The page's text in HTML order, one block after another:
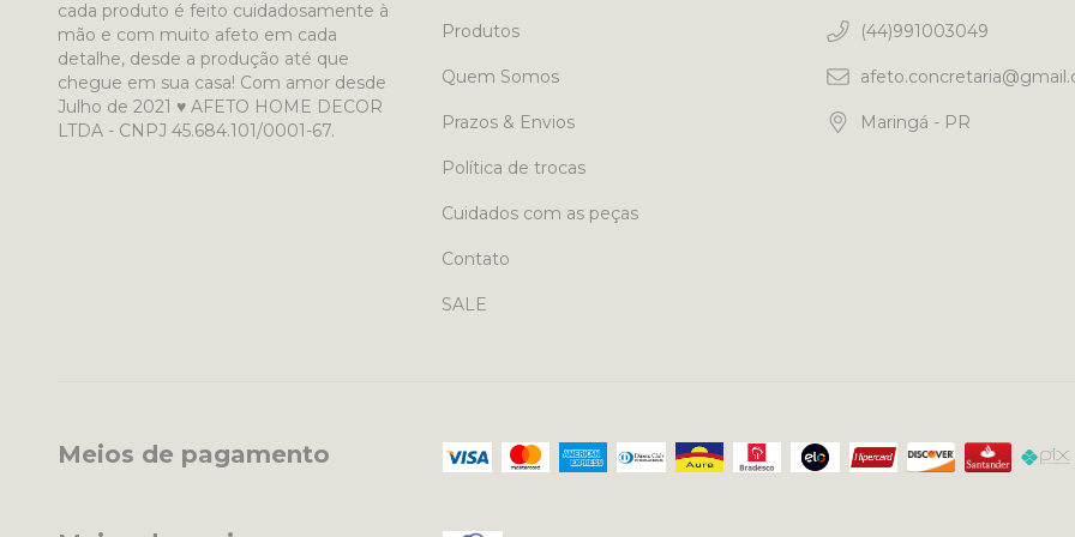
cada produto é feito cuidadosamente à
mão e com muito afeto em cada
detalhe, desde a produção até que
chegue em sua casa! Com amor desde
Julho de 2021 ♥ AFETO HOME DECOR
LTDA - CNPJ 45.684.101/0001-67.
Produtos
Quem Somos
Prazos & Envios
Política de trocas
Cuidados com as peças
Contato
SALE
(44)991003049
Maringá - PR
Meios de pagamento